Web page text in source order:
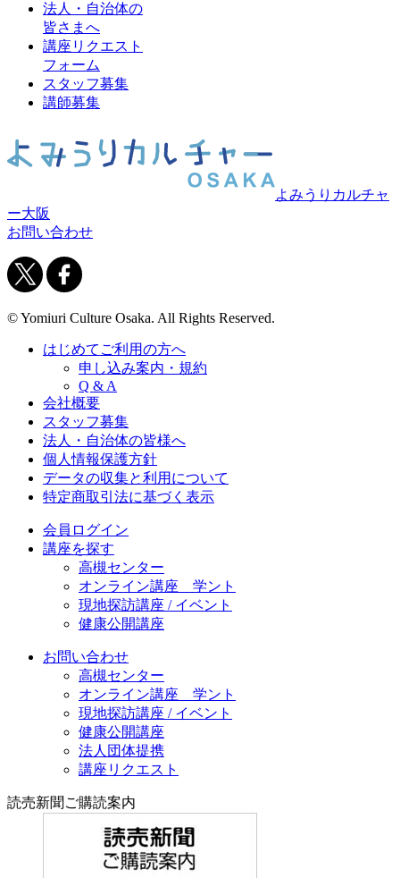
法人・自治体の
皆さまへ
講座リクエスト
フォーム
スタッフ募集
講師募集
よみうりカルチャ
ー大阪
お問い合わせ
© Yomiuri Culture Osaka. All Rights Reserved.
はじめてご利用の方へ
申し込み案内・規約
Q & A
会社概要
スタッフ募集
法人・自治体の皆様へ
個人情報保護方針
データの収集と利用について
特定商取引法に基づく表示
会員ログイン
講座を探す
高槻センター
オンライン講座 学ント
現地探訪講座 / イベント
健康公開講座
お問い合わせ
高槻センター
オンライン講座 学ント
現地探訪講座 / イベント
健康公開講座
法人団体提携
講座リクエスト
読売新聞ご購読案内